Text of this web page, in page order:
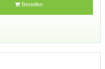
Bestellen